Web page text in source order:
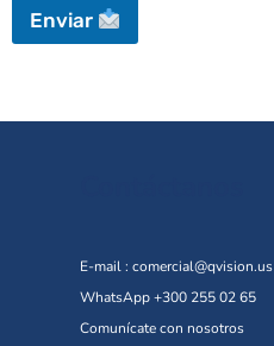
Enviar
E-mail : comercial@qvision.us
WhatsApp +300 255 02 65
Comunícate con nosotros